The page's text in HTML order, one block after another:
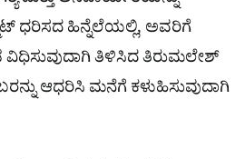
ಧರಿಸದ ಹಿನ್ನೆಲೆಯಲ್ಲಿ, ಅವರಿಗೆ
ತಿಳಿಸಿದ ತಿರುಮಲೇಶ್​
ಆಧರಿಸಿ ಮನೆಗೆ ಕಳುಹಿಸುವುದಾಗಿ